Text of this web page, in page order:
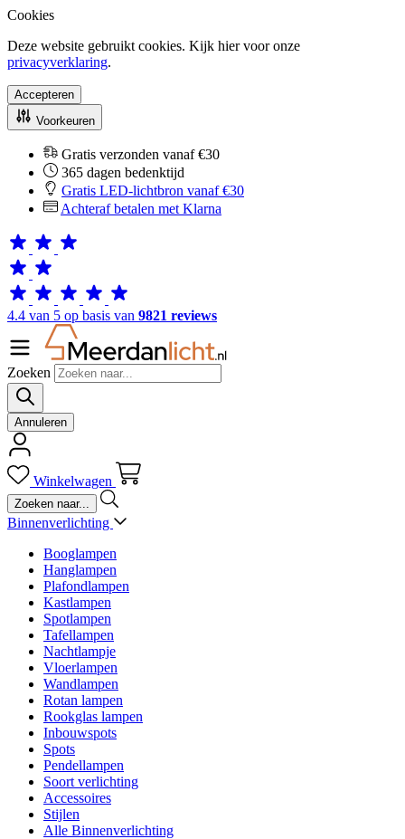
Cookies
Deze website gebruikt cookies. Kijk hier voor onze
privacyverklaring.
Accepteren
Voorkeuren
Gratis verzonden vanaf €30
365 dagen bedenktijd
Gratis LED-lichtbron vanaf €30
Achteraf betalen met Klarna
4.4 van 5 op basis van 9821 reviews
Zoeken
Annuleren
Winkelwagen
Binnenverlichting
Booglampen
Hanglampen
Plafondlampen
Kastlampen
Spotlampen
Tafellampen
Nachtlampje
Vloerlampen
Wandlampen
Rotan lampen
Rookglas lampen
Inbouwspots
Spots
Pendellampen
Soort verlichting
Accessoires
Stijlen
Alle Binnenverlichting